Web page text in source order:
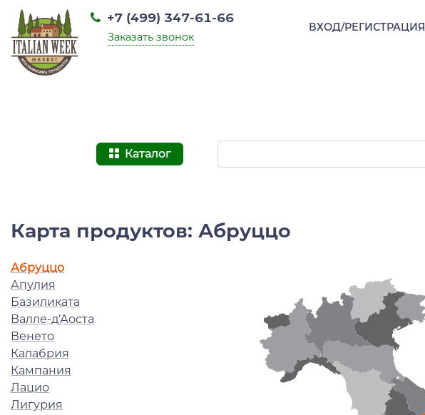
+7 (499) 347-61-66
Заказать звонок
ВХОД/РЕГИСТРАЦИЯ
Каталог
Карта продуктов: Абруццо
Абруццо
Апулия
Базиликата
Валле-д’Аоста
Венето
Калабрия
Кампания
Лацио
Лигурия